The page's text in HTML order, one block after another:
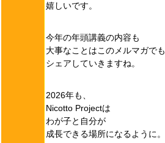
嬉しいです。
今年の年頭講義の内容も
大事なことはこのメルマガでも
シェアしていきますね。
2026年も、
Nicotto Projectは
わが子と自分が
成長できる場所になるように。